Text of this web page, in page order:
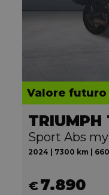
Valore
Sport Abs
2024 | 7300 km |
€7.890